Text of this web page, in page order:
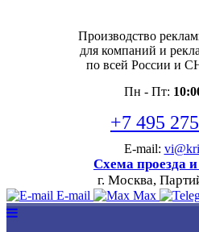
Производство
для компаний и
по всей России и
Пн - Пт:
+7 495
E-mail:
Схема проезда
г. Москва,
E-mail Max